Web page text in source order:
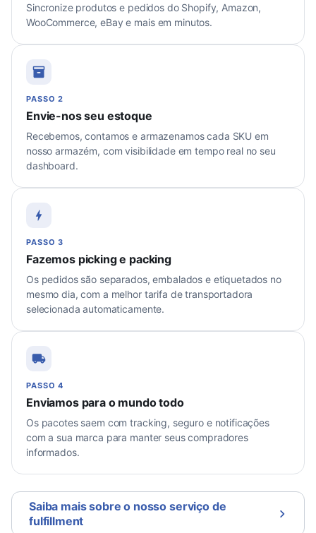
Sincronize produtos e pedidos do Shopify, Amazon,
WooCommerce, eBay e mais em minutos.
PASSO 2
Envie-nos seu estoque
Recebemos, contamos e armazenamos cada SKU em
nosso armazém, com visibilidade em tempo real no seu
dashboard.
PASSO 3
Fazemos picking e packing
Os pedidos são separados, embalados e etiquetados no
mesmo dia, com a melhor tarifa de transportadora
selecionada automaticamente.
PASSO 4
Enviamos para o mundo todo
Os pacotes saem com tracking, seguro e notificações
com a sua marca para manter seus compradores
informados.
Saiba mais sobre o nosso serviço de
fulfillment